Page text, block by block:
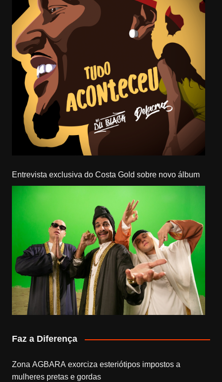
Entrevista exclusiva do Costa Gold sobre novo álbum
Faz a Diferença
Zona AGBARA exorciza esteriótipos impostos a
mulheres pretas e gordas